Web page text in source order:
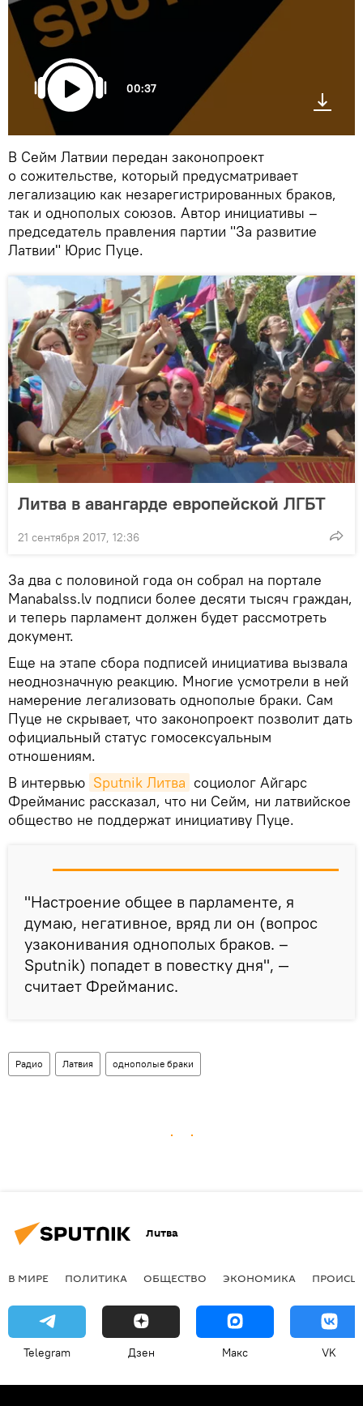
00:37
В Сейм Латвии передан законопроект
о сожительстве, который предусматривает
легализацию как незарегистрированных браков,
так и однополых союзов. Автор инициативы –
председатель правления партии "За развитие
Латвии" Юрис Пуце.
Литва в авангарде европейской ЛГБТ
21 сентября 2017, 12:36
За два с половиной года он собрал на портале
Manabalss.lv подписи более десяти тысяч граждан,
и теперь парламент должен будет рассмотреть
документ.
Еще на этапе сбора подписей инициатива вызвала
неоднозначную реакцию. Многие усмотрели в ней
намерение легализовать однополые браки. Сам
Пуце не скрывает, что законопроект позволит дать
официальный статус гомосексуальным
отношениям.
В интервью Sputnik Литва социолог Айгарс
Фрейманис рассказал, что ни Сейм, ни латвийское
общество не поддержат инициативу Пуце.
"Настроение общее в парламенте, я
думаю, негативное, вряд ли он (вопрос
узаконивания однополых браков. –
Sputnik) попадет в повестку дня", —
считает Фрейманис.
Радио Латвия однополые браки
Литва
В МИРЕ ПОЛИТИКА ОБЩЕСТВО ЭКОНОМИКА
Telegram Дзен Макс VK